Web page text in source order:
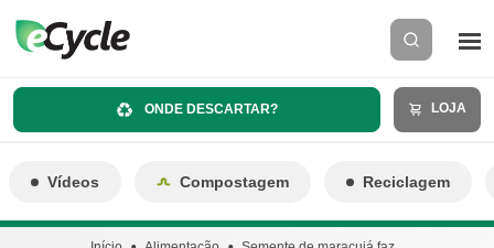
ONDE DESCARTAR? LOJA
Vídeos Compostagem Reciclagem